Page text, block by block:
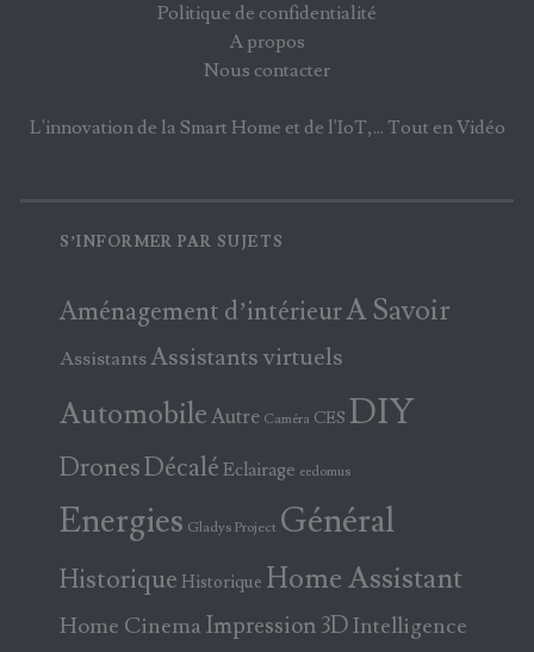
Politique de confidentialité
A propos
Nous contacter
L'innovation de la Smart Home et de l'IoT,... Tout en Vidéo
S’INFORMER PAR SUJETS
Aménagement d’intérieurA Savoir
AssistantsAssistants virtuels
AutomobileAutre Caméra CES DIY
DronesDécalé Eclairage eedomus
Energies Gladys Project Général
Historique Historique Home Assistant
Home Cinema Impression 3DIntelligence